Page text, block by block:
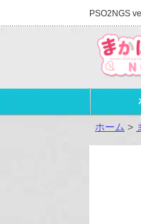
PSO2NGS
ホーム >